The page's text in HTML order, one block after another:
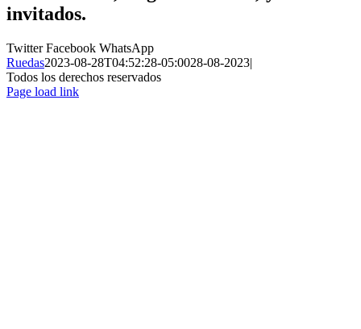
invitados.
TwitterFacebook WhatsApp
Ruedas2023-08-28T04:52:28-05:0028-08-2023|
Todos los derechos reservados
Page load link